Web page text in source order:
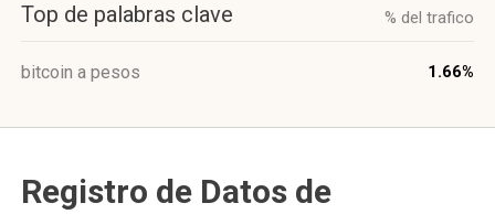
Top de palabras clave % del trafico
bitcoin a pesos 1.66%
Registro de Datos de